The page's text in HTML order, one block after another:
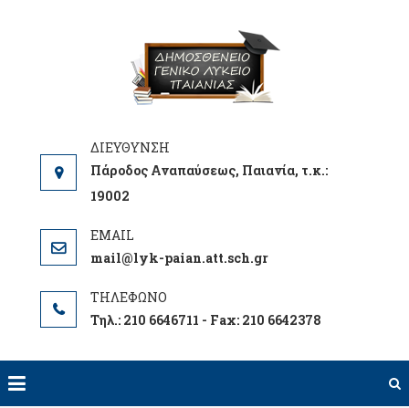
Πάροδος Αναπαύσεως, Παιανία, τ.κ.:
19002
mail@lyk-paian.att.sch.gr
Τηλ.: 210 6646711 - Fax: 210 6642378